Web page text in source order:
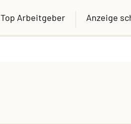
Top Arbeitgeber Anzeige